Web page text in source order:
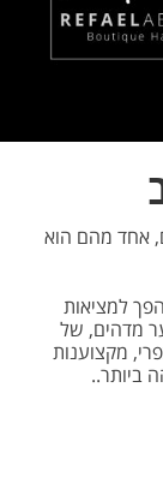
אחד מהם הוא
למציאות
מדהים, של
כפרי, מקצוענות